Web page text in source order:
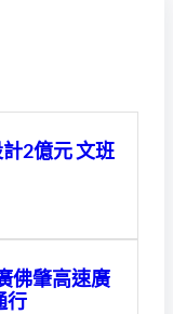
2億元 文班
佛肇高速廣
行